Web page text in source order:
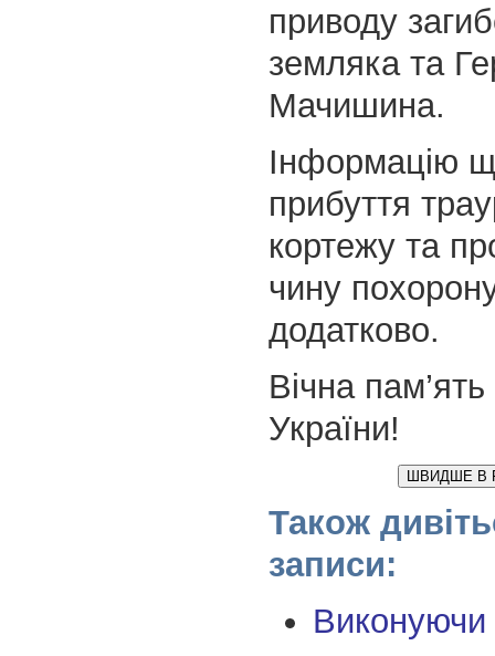
приводу
земляка та
Мачишина.
Інформацію
прибуття
кортежу та
чину
додатково.
Вічна
України!
ШВИДШЕ В
Також
записи: